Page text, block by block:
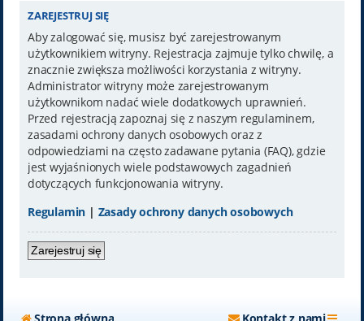
ZAREJESTRUJ SIĘ
Aby zalogować się, musisz być zarejestrowanym
użytkownikiem witryny. Rejestracja zajmuje tylko chwilę, a
znacznie zwiększa możliwości korzystania z witryny.
Administrator witryny może zarejestrowanym
użytkownikom nadać wiele dodatkowych uprawnień.
Przed rejestracją zapoznaj się z naszym regulaminem,
zasadami ochrony danych osobowych oraz z
odpowiedziami na często zadawane pytania (FAQ), gdzie
jest wyjaśnionych wiele podstawowych zagadnień
dotyczących funkcjonowania witryny.
Regulamin | Zasady ochrony danych osobowych
Zarejestruj się
Strona główna Kontakt z nami